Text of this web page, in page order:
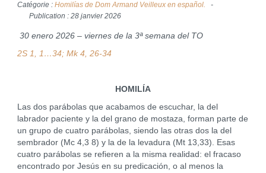
Catégorie : Homilías de Dom Armand Veilleux en español.
Publication : 28 janvier 2026
30 enero 2026 – viernes de la 3ª semana del TO
2S 1, 1…34; Mk 4, 26-34
HOMILÍA
Las dos parábolas que acabamos de escuchar, la del
labrador paciente y la del grano de mostaza, forman parte de
un grupo de cuatro parábolas, siendo las otras dos la del
sembrador (Mc 4,3 8) y la de la levadura (Mt 13,33). Esas
cuatro parábolas se refieren a la misma realidad: el fracaso
encontrado por Jesús en su predicación, o al menos la